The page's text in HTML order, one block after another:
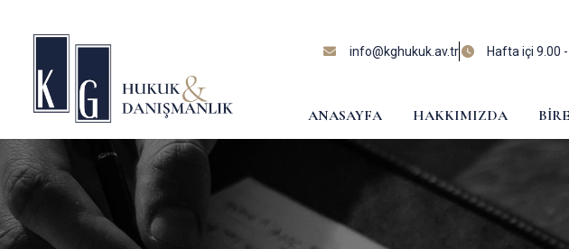
info@kghukuk.av.tr Hafta içi 9.00
ANASAYFA HAKKIMIZDA